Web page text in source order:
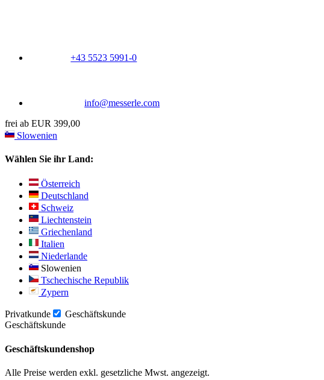
+43 5523 5991-0
info@messerle.com
frei ab EUR 399,00
Slowenien
Wählen Sie ihr Land:
Österreich
Deutschland
Schweiz
Liechtenstein
Griechenland
Italien
Niederlande
Slowenien
Tschechische Republik
Zypern
Privatkunde
Geschäftskunde
Geschäftskunde
Geschäftskundenshop
Alle Preise werden exkl. gesetzliche Mwst. angezeigt.